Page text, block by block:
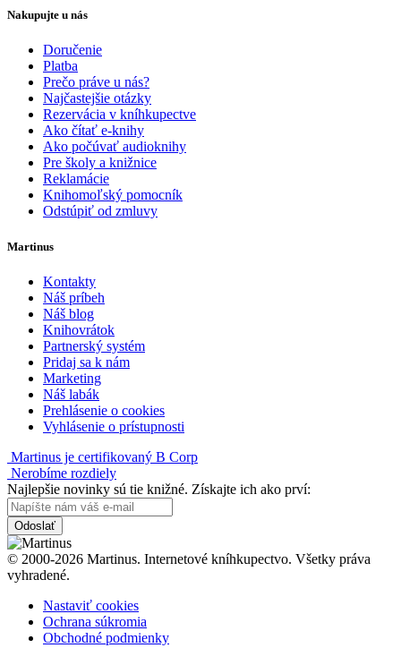
Nakupujte u nás
Doručenie
Platba
Prečo práve u nás?
Najčastejšie otázky
Rezervácia v kníhkupectve
Ako čítať e-knihy
Ako počúvať audioknihy
Pre školy a knižnice
Reklamácie
Knihomoľský pomocník
Odstúpiť od zmluvy
Martinus
Kontakty
Náš príbeh
Náš blog
Knihovrátok
Partnerský systém
Pridaj sa k nám
Marketing
Náš labák
Prehlásenie o cookies
Vyhlásenie o prístupnosti
Martinus je certifikovaný B Corp
Nerobíme rozdiely
Najlepšie novinky sú tie knižné. Získajte ich ako prví:
Odoslať
© 2000-2026 Martinus. Internetové kníhkupectvo. Všetky práva
vyhradené.
Nastaviť cookies
Ochrana súkromia
Obchodné podmienky